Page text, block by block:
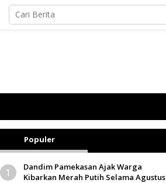
Populer
1
Dandim Pamekasan Ajak Warga
Kibarkan Merah Putih Selama Agustus